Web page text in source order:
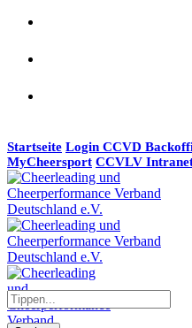
Startseite Login CCVD
MyCheersport CCVLV